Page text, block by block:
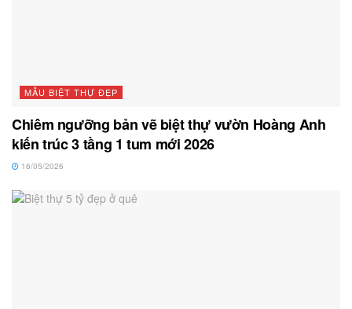
MẪU BIỆT THỰ ĐẸP
Chiêm ngưỡng bản vẽ biệt thự vườn Hoàng Anh
kiến trúc 3 tầng 1 tum mới 2026
16/05/2026